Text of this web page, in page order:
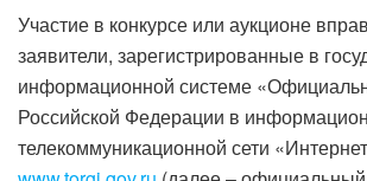
Участие в конкурсе или аукционе
заявители, зарегистрированные в
информационной системе
Российской Федерации в
телекоммуникационной сети